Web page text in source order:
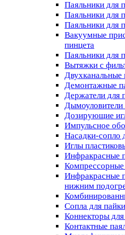
Паяльники для
Паяльники для
Паяльники для
Вакуумные
пинцета
Паяльники для
Вытяжки с
Двухканальные
Демонтажные
Держатели для
Дымоуловители
Дозирующие
Импульсное
Насадки-сопло
Иглы
Инфракрасные
Компрессорные
Инфракрасные
нижним
Сопла для пайки
Коннекторы
Контактные